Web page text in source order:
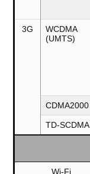
3G
WCDMA
(UMTS)
CDMA2000
TD-SCDMA
Wi-Fi